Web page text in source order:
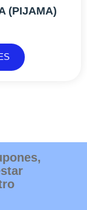
(PIJAMA)
múltiples
se
de
producto